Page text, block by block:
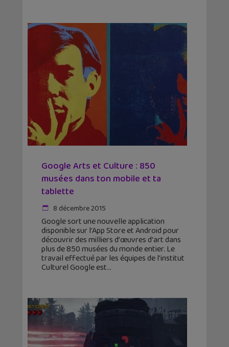
Google Arts et Culture : 850
musées dans ton mobile et ta
tablette
8 décembre 2015
Google sort une nouvelle application
disponible sur l'App Store et Android pour
découvrir des milliers d’œuvres d'art dans
plus de 850 musées du monde entier. Le
travail effectué par les équipes de l'institut
Culturel Google est